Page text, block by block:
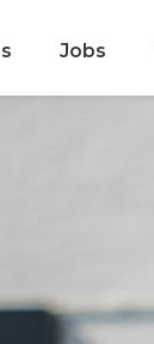
Jobs